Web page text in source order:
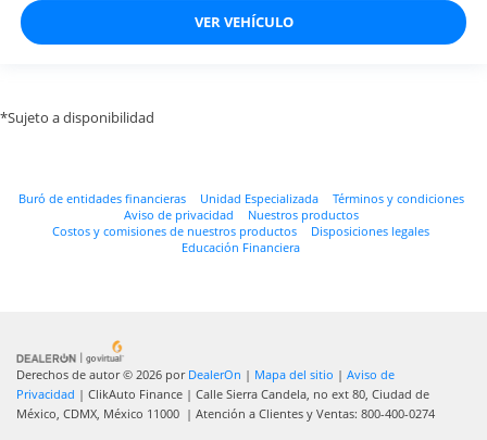
VER VEHÍCULO
*Sujeto a disponibilidad
Buró de entidades financieras Unidad Especializada
Términos y condiciones
Aviso de privacidad
Nuestros productos
Costos y comisiones de nuestros productos
Disposiciones legales
Educación Financiera
Derechos de autor © 2026 por DealerOn | Mapa del sitio | Aviso de
Privacidad | ClikAuto Finance | Calle Sierra Candela, no ext 80, Ciudad de
México, CDMX, México 11000 | Atención a Clientes y Ventas: 800-400-0274